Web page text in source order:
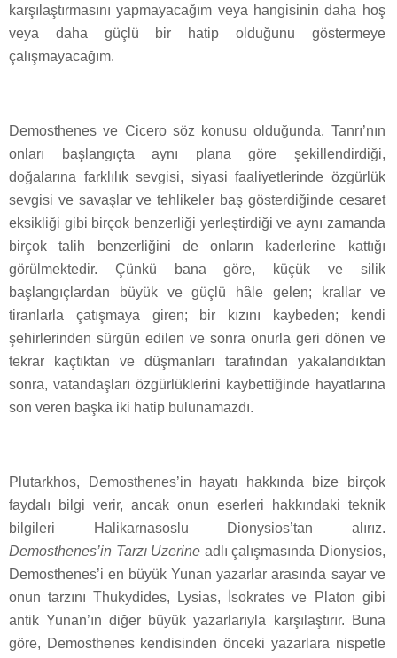
karşılaştırmasını yapmayacağım veya hangisinin daha hoş
veya daha güçlü bir hatip olduğunu göstermeye
çalışmayacağım.
Demosthenes ve Cicero söz konusu olduğunda, Tanrı’nın
onları başlangıçta aynı plana göre şekillendirdiği,
doğalarına farklılık sevgisi, siyasi faaliyetlerinde özgürlük
sevgisi ve savaşlar ve tehlikeler baş gösterdiğinde cesaret
eksikliği gibi birçok benzerliği yerleştirdiği ve aynı zamanda
birçok talih benzerliğini de onların kaderlerine kattığı
görülmektedir. Çünkü bana göre, küçük ve silik
başlangıçlardan büyük ve güçlü hâle gelen; krallar ve
tiranlarla çatışmaya giren; bir kızını kaybeden; kendi
şehirlerinden sürgün edilen ve sonra onurla geri dönen ve
tekrar kaçtıktan ve düşmanları tarafından yakalandıktan
sonra, vatandaşları özgürlüklerini kaybettiğinde hayatlarına
son veren başka iki hatip bulunamazdı.
Plutarkhos, Demosthenes’in hayatı hakkında bize birçok
faydalı bilgi verir, ancak onun eserleri hakkındaki teknik
bilgileri Halikarnasoslu Dionysios’tan alırız.
Demosthenes’in Tarzı Üzerine adlı çalışmasında Dionysios,
Demosthenes’i en büyük Yunan yazarlar arasında sayar ve
onun tarzını Thukydides, Lysias, İsokrates ve Platon gibi
antik Yunan’ın diğer büyük yazarlarıyla karşılaştırır. Buna
göre, Demosthenes kendisinden önceki yazarlara nispetle